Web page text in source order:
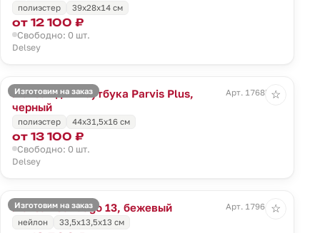
полиэстер 39x28x14 см
от 12 100 ₽
Свободно: 0 шт.
Delsey
Изготовим на заказ
Рюкзак для ноутбука Parvis Plus,
черный
Арт. 17685.30
полиэстер 44x31,5x16 см
от 13 100 ₽
Свободно: 0 шт.
Delsey
☆
Изготовим на заказ
Рюкзак Santiago 13, бежевый
Арт. 17964.16
нейлон
33,5х13,5x13 см
☆